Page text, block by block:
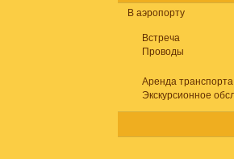
В аэропорту
Встреча
Проводы
Аренда транспорта
Экскурсионное